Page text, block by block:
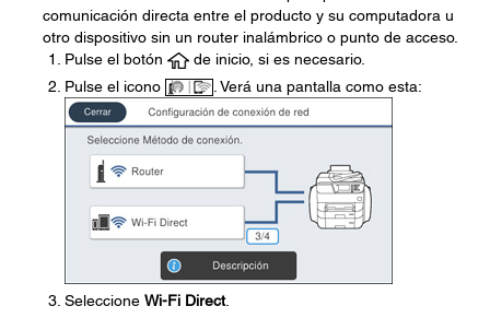
comunicación directa entre el producto y su computadora u
otro dispositivo sin un router inalámbrico o punto de acceso.
Pulse el botón
de inicio, si es necesario.
Pulse el icono
. Verá una pantalla como esta:
Seleccione Wi-Fi Direct.